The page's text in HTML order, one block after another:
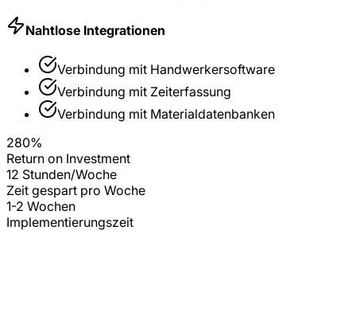
Nahtlose Integrationen
Verbindung mit Handwerkersoftware
Verbindung mit Zeiterfassung
Verbindung mit Materialdatenbanken
280%
Return on Investment
12 Stunden/Woche
Zeit gespart pro Woche
1-2 Wochen
Implementierungszeit